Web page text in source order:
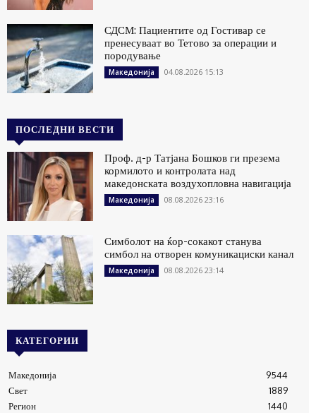
СДСМ: Пациентите од Гостивар се
пренесуваат во Тетово за операции и
породување
Македонија 04.08.2026 15:13
ПОСЛЕДНИ ВЕСТИ
Проф. д-р Татјана Бошков ги презема
кормилото и контролата над
македонската воздухопловна навигација
Македонија 08.08.2026 23:16
Симболот на ќор-сокакот станува
симбол на отворен комуникациски канал
Македонија 08.08.2026 23:14
КАТЕГОРИИ
Македонија
9544
Свет
1889
Регион
1440